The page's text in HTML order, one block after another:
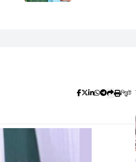
প্রিন্ট